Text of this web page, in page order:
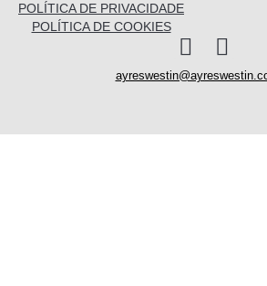
POLÍTICA DE PRIVACIDADE
POLÍTICA DE COOKIES
I
n
a
L
i
e